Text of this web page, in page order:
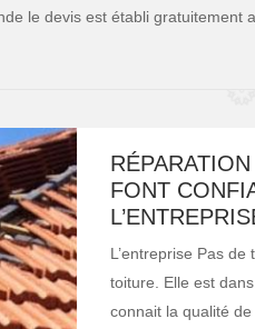
le devis est établi gratuitement
FONT
L’entreprise Pas
toiture. Elle est
connait la qualité